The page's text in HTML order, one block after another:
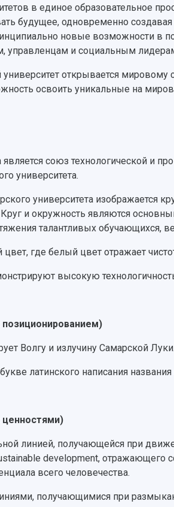
в единое образовательное
будущее, одновременно
новые возможности в
управленцам и социальным
открывается
освоить уникальные на
союз технологической и
университета.
университета изображается
Круг и окружность являются
талантливых обучающихся,
где белый цвет отражает
высокую
позиционированием)
Волгу и излучину Самарской Луки.
латинского написания
ценностями)
линией, получающейся при
development, отражающего
всего человечества.
получающимися при